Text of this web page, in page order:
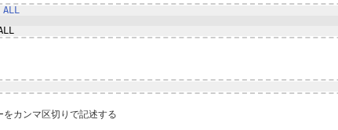
カンマ区切りで記述する